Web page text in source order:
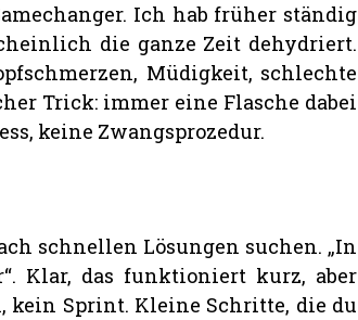
Ich hab früher ständig
die ganze Zeit dehydriert.
Müdigkeit, schlechte
Trick: immer eine Flasche dabei
keine Zwangsprozedur.
schnellen Lösungen suchen. „In
Klar, das funktioniert kurz, aber
Sprint. Kleine Schritte, die du